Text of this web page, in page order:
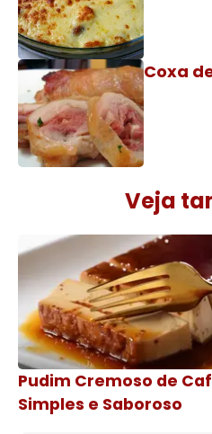
Coxa
Veja
Pudim Cremoso de
Simples e Saboroso